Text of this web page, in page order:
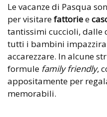
Le vacanze di Pasqua
per visitarefattoriee
tantissimi cuccioli, dalle
tutti i bambini
accarezzare. In alcune
formule family friendly,
appositamente per
memorabili.